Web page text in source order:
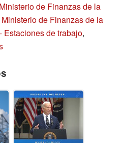
Ministerio de Finanzas de la
Ministerio de Finanzas de la
Estaciones de trabajo,